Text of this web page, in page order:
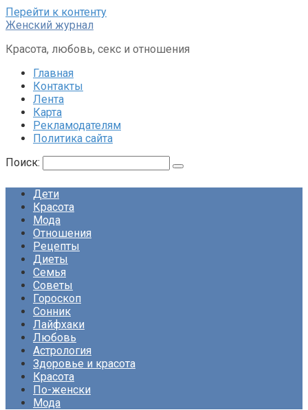
Перейти к контенту
Женский журнал
Красота, любовь, секс и отношения
Главная
Контакты
Лента
Карта
Рекламодателям
Политика сайта
Поиск:
Дети
Красота
Мода
Отношения
Рецепты
Диеты
Семья
Советы
Гороскоп
Сонник
Лайфхаки
Любовь
Астрология
Здоровье и красота
Красота
По-женски
Мода